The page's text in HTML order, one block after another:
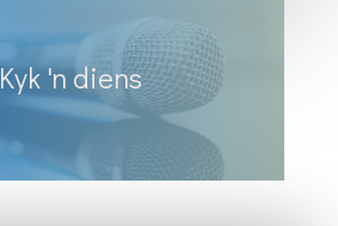
Kyk 'n diens